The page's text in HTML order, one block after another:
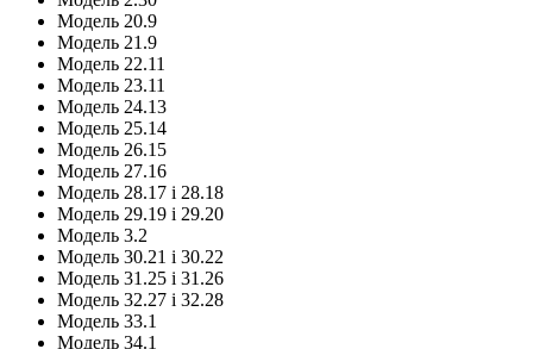
Модель 20.9
Модель 21.9
Модель 22.11
Модель 23.11
Модель 24.13
Модель 25.14
Модель 26.15
Модель 27.16
Модель 28.17 і 28.18
Модель 29.19 і 29.20
Модель 3.2
Модель 30.21 і 30.22
Модель 31.25 і 31.26
Модель 32.27 і 32.28
Модель 33.1
Модель 34.1